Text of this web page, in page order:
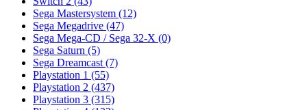
Sega Mastersystem (12)
Sega Megadrive (47)
Sega Mega-CD / Sega 32-X (0)
Sega Saturn (5)
Sega Dreamcast (7)
Playstation 1 (55)
Playstation 2 (437)
Playstation 3 (315)